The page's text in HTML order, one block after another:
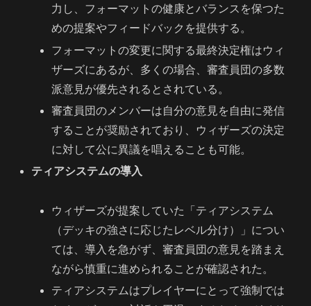
力し、フォーマットの健康とバランスを保つた
めの提案やフィードバックを提供する。
フォーマットの変更に関する最終決定権はウィ
ザーズにあるが、多くの場合、審査員団の多数
派意見が優先されるとされている。
審査員団のメンバーは自分の意見を自由に発信
することが奨励されており、ウィザーズの決定
に対して公に異議を唱えることも可能。
ティアシステムの導入
ウィザーズが提案していた「ティアシステム
（デッキの強さに応じたレベル分け）」につい
ては、導入を急がず、審査員団の意見を踏まえ
ながら慎重に進められることが確認された。
ティアシステムはプレイヤーにとって強制では